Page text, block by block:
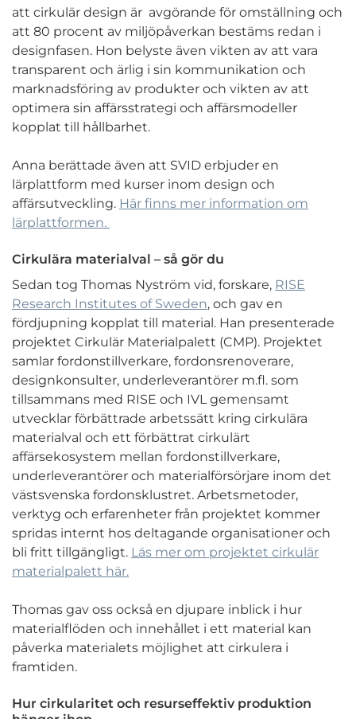
att cirkulär design är avgörande för omställning och
att 80 procent av miljöpåverkan bestäms redan i
designfasen. Hon belyste även vikten av att vara
transparent och ärlig i sin kommunikation och
marknadsföring av produkter och vikten av att
optimera sin affärsstrategi och affärsmodeller
kopplat till hållbarhet.
Anna berättade även att SVID erbjuder en
lärplattform med kurser inom design och
affärsutveckling. Här finns mer information om
lärplattformen.
Cirkulära materialval – så gör du
Sedan tog Thomas Nyström vid, forskare, RISE
Research Institutes of Sweden, och gav en
fördjupning kopplat till material. Han presenterade
projektet Cirkulär Materialpalett (CMP). Projektet
samlar fordonstillverkare, fordonsrenoverare,
designkonsulter, underleverantörer m.fl. som
tillsammans med RISE och IVL gemensamt
utvecklar förbättrade arbetssätt kring cirkulära
materialval och ett förbättrat cirkulärt
affärsekosystem mellan fordonstillverkare,
underleverantörer och materialförsörjare inom det
västsvenska fordonsklustret. Arbetsmetoder,
verktyg och erfarenheter från projektet kommer
spridas internt hos deltagande organisationer och
bli fritt tillgängligt. Läs mer om projektet cirkulär
materialpalett här.
Thomas gav oss också en djupare inblick i hur
materialflöden och innehållet i ett material kan
påverka materialets möjlighet att cirkulera i
framtiden.
Hur cirkularitet och resurseffektiv produktion